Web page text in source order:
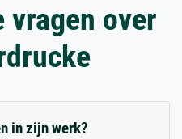
vragen over
in zijn werk?